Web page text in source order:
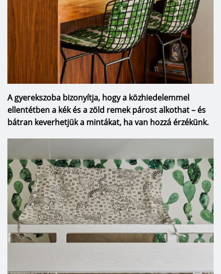
A gyerekszoba bizonyítja, hogy a közhiedelemmel
ellentétben a kék és a zöld remek párost alkothat – és
bátran keverhetjük a mintákat, ha van hozzá érzékünk.